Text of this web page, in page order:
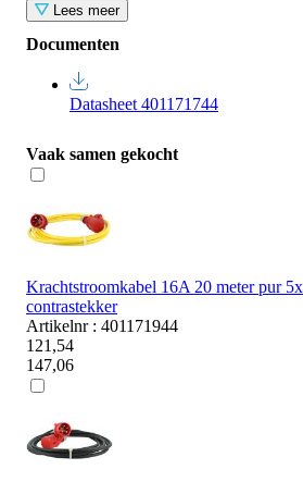
Lees meer
Documenten
Datasheet 401171744
Vaak samen gekocht
Krachtstroomkabel 16A 20 meter pur
contrastekker
Artikelnr : 401171944
121,54
147,06